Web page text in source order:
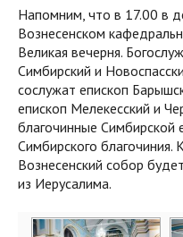
Напомним, что в 17.00 в
Вознесенском
Великая вечерня.
Симбирский и
сослужат епископ
епископ Мелекесский и
благочинные Симбирской
Симбирского
Вознесенский собор
из Иерусалима.